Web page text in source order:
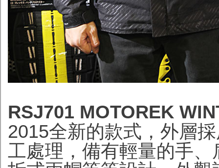
RSJ701 MOTOREK
2015全新的款式，外層
工處理，備有輕量的手